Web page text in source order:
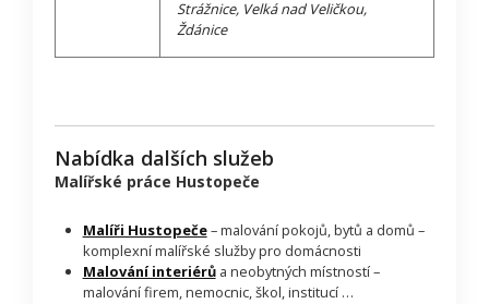
Strážnice, Velká nad Veličkou,
Ždánice
Nabídka dalších služeb
Malířské práce Hustopeče
Malíři Hustopeče– malování pokojů, bytů a domů –
komplexní malířské služby pro domácnosti
Malování interiérůa neobytných místností –
malování firem, nemocnic, škol, institucí …